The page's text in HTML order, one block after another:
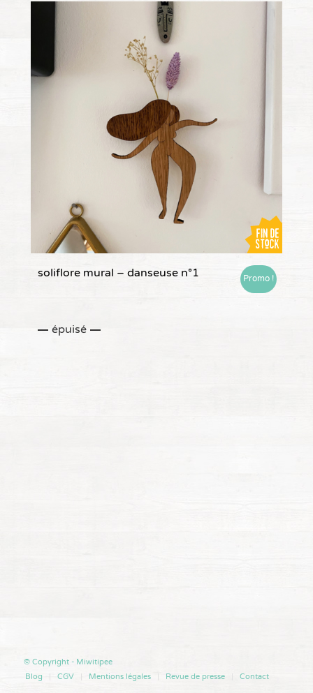
soliflore mural – danseuse n°1
épuisé
Promo !
© Copyright - Miwitipee
Blog
CGV Mentions légales Revue de presse Contact